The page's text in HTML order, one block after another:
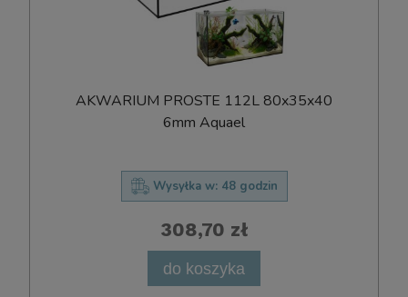
AKWARIUM PROSTE 112L 80x35x40
6mm Aquael
Wysyłka w: 48 godzin
308,70 zł
do koszyka